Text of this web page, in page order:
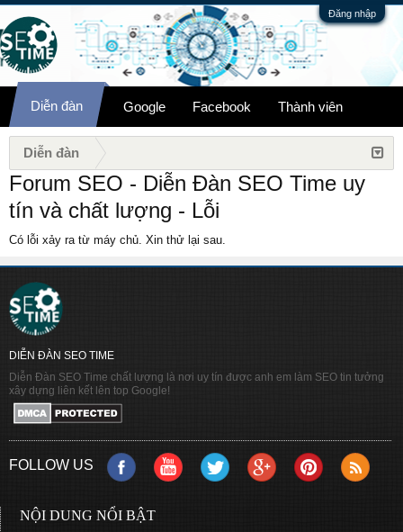
Đăng nhập
Diễn đàn Google Facebook Thành viên
Diễn đàn
Forum SEO - Diễn Đàn SEO Time uy
tín và chất lượng - Lỗi
Có lỗi xảy ra từ máy chủ. Xin thử lại sau.
DIỄN ĐÀN SEO TIME
Diễn Đàn SEO Time chất lượng là nơi uy tín được anh em làm SEO tin tưởng
xây dựng liên kết lên top Google!
FOLLOW US
NỘI DUNG NỔI BẬT